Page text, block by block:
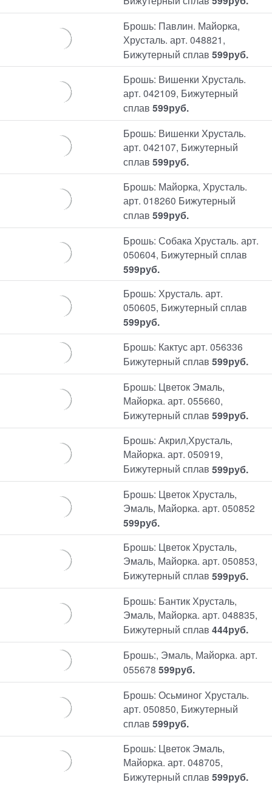
Брошь: Павлин. Майорка,
Хрусталь. арт. 048821,
Бижутерный сплав 599руб.
Брошь: Вишенки Хрусталь.
арт. 042109, Бижутерный
сплав 599руб.
Брошь: Вишенки Хрусталь.
арт. 042107, Бижутерный
сплав 599руб.
Брошь: Майорка, Хрусталь.
арт. 018260 Бижутерный
сплав 599руб.
Брошь: Собака Хрусталь. арт.
050604, Бижутерный сплав
599руб.
Брошь: Хрусталь. арт.
050605, Бижутерный сплав
599руб.
Брошь: Кактус арт. 056336
Бижутерный сплав 599руб.
Брошь: Цветок Эмаль,
Майорка. арт. 055660,
Бижутерный сплав 599руб.
Брошь: Акрил,Хрусталь,
Майорка. арт. 050919,
Бижутерный сплав 599руб.
Брошь: Цветок Хрусталь,
Эмаль, Майорка. арт. 050852
599руб.
Брошь: Цветок Хрусталь,
Эмаль, Майорка. арт. 050853,
Бижутерный сплав 599руб.
Брошь: Бантик Хрусталь,
Эмаль, Майорка. арт. 048835,
Бижутерный сплав 444руб.
Брошь:, Эмаль, Майорка. арт.
055678599руб.
Брошь: Осьминог Хрусталь.
арт. 050850, Бижутерный
сплав 599руб.
Брошь: Цветок Эмаль,
Майорка. арт. 048705,
Бижутерный сплав 599руб.